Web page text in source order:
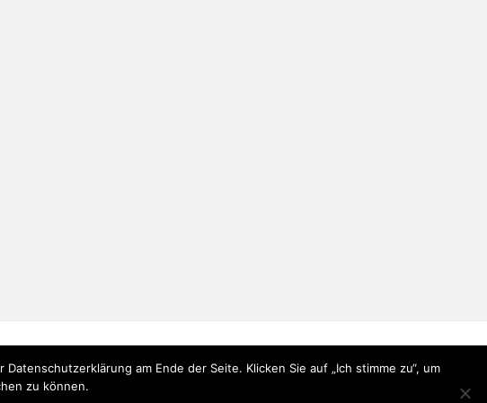
am Ende der Seite. Klicken Sie auf „Ich stimme zu“, um
zu können.